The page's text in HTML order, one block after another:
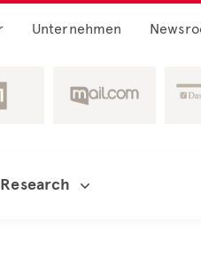
Unternehmen
Research